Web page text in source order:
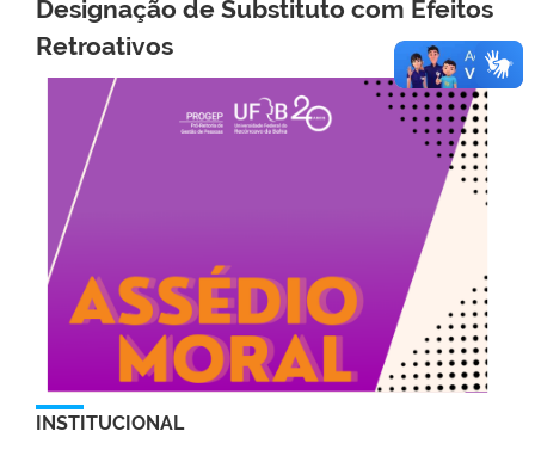
Designação de Substituto com Efeitos
Retroativos
INSTITUCIONAL